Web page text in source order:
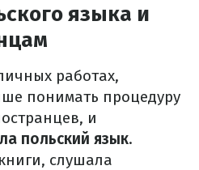
языка и
работах,
понимать процедуру
и
польский язык.
слушала